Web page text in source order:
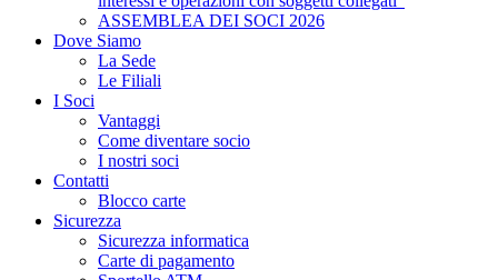
ASSEMBLEA DEI SOCI 2026
Dove Siamo
La Sede
Le Filiali
I Soci
Vantaggi
Come diventare socio
I nostri soci
Contatti
Blocco carte
Sicurezza
Sicurezza informatica
Carte di pagamento